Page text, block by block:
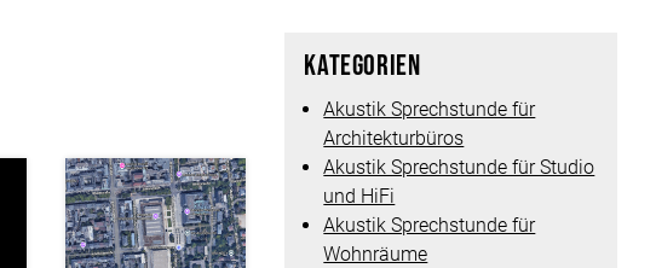
Kategorien
Akustik Sprechstunde für
Architekturbüros
Akustik Sprechstunde für Studio
und HiFi
Akustik Sprechstunde für
Wohnräume